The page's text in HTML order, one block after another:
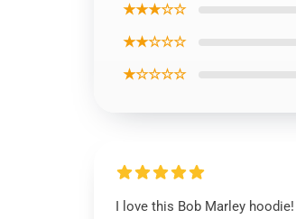
★★★☆☆
★★☆☆☆
★☆☆☆☆
I love this Bob Marley hoodie!